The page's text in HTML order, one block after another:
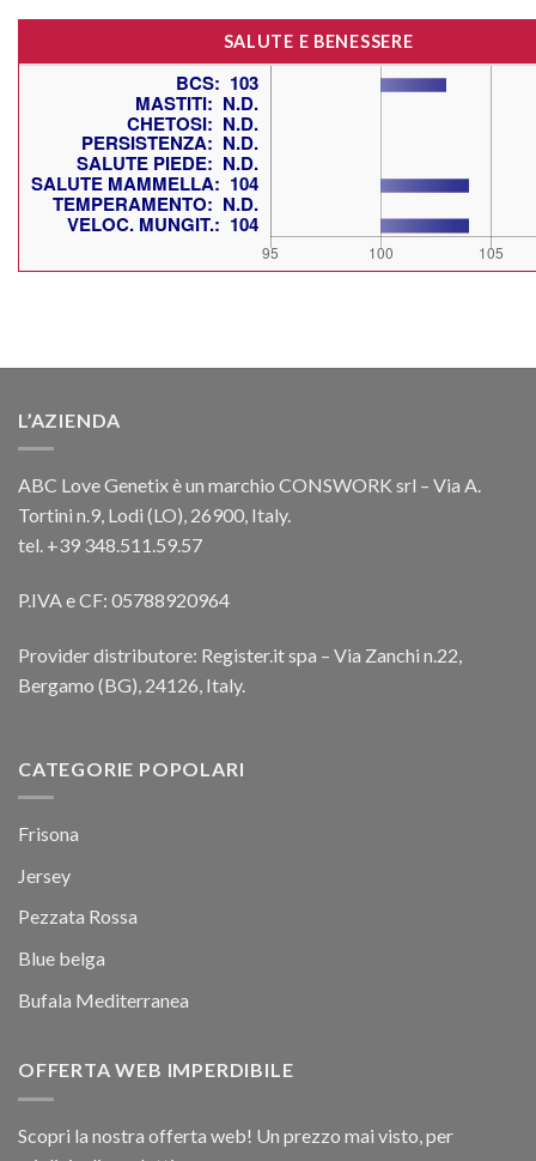
SALUTE E BENESSERE
L’AZIENDA
ABC Love Genetix è un marchio CONSWORK srl – Via A.
Tortini n.9, Lodi (LO), 26900, Italy.
tel. +39 348.511.59.57
P.IVA e CF: 05788920964
Provider distributore: Register.it spa – Via Zanchi n.22,
Bergamo (BG), 24126, Italy.
CATEGORIE POPOLARI
Frisona
Jersey
Pezzata Rossa
Blue belga
Bufala Mediterranea
OFFERTA WEB IMPERDIBILE
Scopri la nostra offerta web! Un prezzo mai visto, per